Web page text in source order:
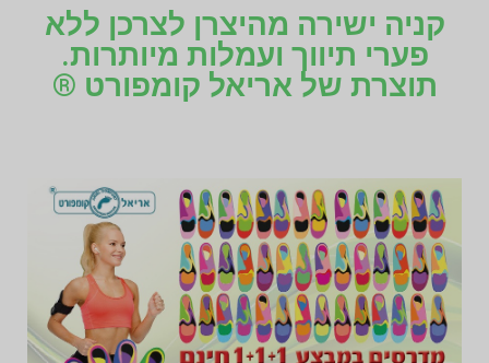
קניה ישירה מהיצרן לצרכן ללא
פערי תיווך ועמלות מיותרות.
תוצרת של אריאל קומפורט ®